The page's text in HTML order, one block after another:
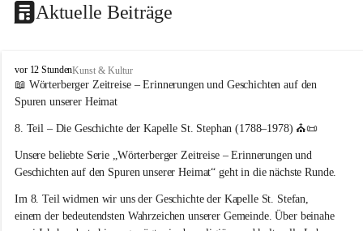
Aktuelle Beiträge
W
ö
r
e
b
e
g
vor 12 StundenKunst & Kultur
📖 Wörterberger Zeitreise – Erinnerungen und Geschichten auf den
Spuren unserer Heimat
8. Teil – Die Geschichte der Kapelle St. Stephan (1788–1978) ⛪📜
Unsere beliebte Serie „Wörterberger Zeitreise – Erinnerungen und
Geschichten auf den Spuren unserer Heimat“ geht in die nächste Runde.
Im 8. Teil widmen wir uns der Geschichte der Kapelle St. Stefan,
einem der bedeutendsten Wahrzeichen unserer Gemeinde. Über beinahe